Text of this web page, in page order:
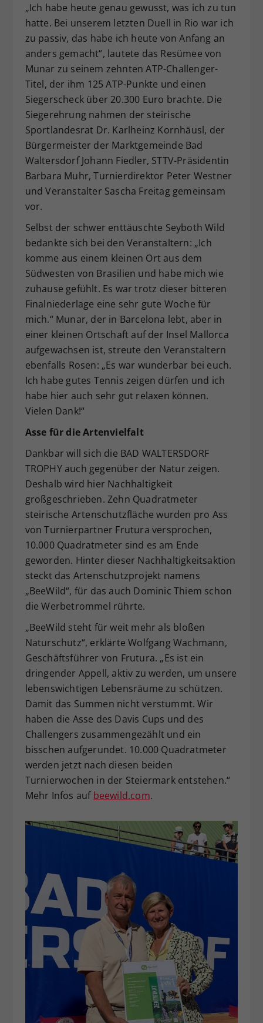
„Ich habe heute genau gewusst, was ich zu tun
hatte. Bei unserem letzten Duell in Rio war ich
zu passiv, das habe ich heute von Anfang an
anders gemacht“, lautete das Resümee von
Munar zu seinem zehnten ATP-Challenger-
Titel, der ihm 125 ATP-Punkte und einen
Siegerscheck über 20.300 Euro brachte. Die
Siegerehrung nahmen der steirische
Sportlandesrat Dr. Karlheinz Kornhäusl, der
Bürgermeister der Marktgemeinde Bad
Waltersdorf Johann Fiedler, STTV-Präsidentin
Barbara Muhr, Turnierdirektor Peter Westner
und Veranstalter Sascha Freitag gemeinsam
vor.
Selbst der schwer enttäuschte Seyboth Wild
bedankte sich bei den Veranstaltern: „Ich
komme aus einem kleinen Ort aus dem
Südwesten von Brasilien und habe mich wie
zuhause gefühlt. Es war trotz dieser bitteren
Finalniederlage eine sehr gute Woche für
mich.“ Munar, der in Barcelona lebt, aber in
einer kleinen Ortschaft auf der Insel Mallorca
aufgewachsen ist, streute den Veranstaltern
ebenfalls Rosen: „Es war wunderbar bei euch.
Ich habe gutes Tennis zeigen dürfen und ich
habe hier auch sehr gut relaxen können.
Vielen Dank!“
Asse für die Artenvielfalt
Dankbar will sich die BAD WALTERSDORF
TROPHY auch gegenüber der Natur zeigen.
Deshalb wird hier Nachhaltigkeit
großgeschrieben. Zehn Quadratmeter
steirische Artenschutzfläche wurden pro Ass
von Turnierpartner Frutura versprochen,
10.000 Quadratmeter sind es am Ende
geworden. Hinter dieser Nachhaltigkeitsaktion
steckt das Artenschutzprojekt namens
„BeeWild“, für das auch Dominic Thiem schon
die Werbetrommel rührte.
„BeeWild steht für weit mehr als bloßen
Naturschutz“, erklärte Wolfgang Wachmann,
Geschäftsführer von Frutura. „Es ist ein
dringender Appell, aktiv zu werden, um unsere
lebenswichtigen Lebensräume zu schützen.
Damit das Summen nicht verstummt. Wir
haben die Asse des Davis Cups und des
Challengers zusammengezählt und ein
bisschen aufgerundet. 10.000 Quadratmeter
werden jetzt nach diesen beiden
Turnierwochen in der Steiermark entstehen.“
Mehr Infos auf beewild.com.